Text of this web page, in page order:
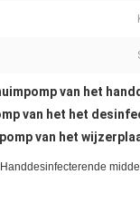
van het
van het het
van het